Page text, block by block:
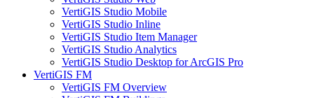
VertiGIS Studio Mobile
VertiGIS Studio Inline
VertiGIS Studio Item Manager
VertiGIS Studio Analytics
VertiGIS Studio Desktop for ArcGIS Pro
VertiGIS FM
VertiGIS FM Overview